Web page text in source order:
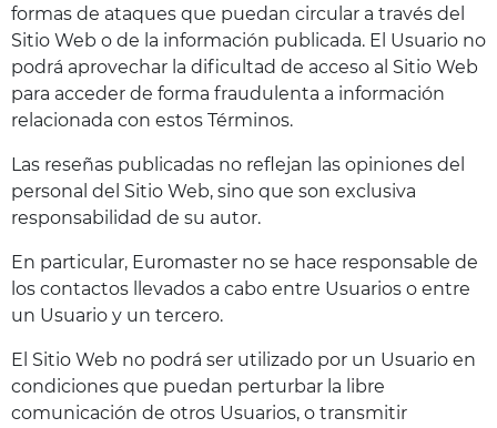
formas de ataques que puedan circular a través del
Sitio Web o de la información publicada. El Usuario no
podrá aprovechar la dificultad de acceso al Sitio Web
para acceder de forma fraudulenta a información
relacionada con estos Términos.
Las reseñas publicadas no reflejan las opiniones del
personal del Sitio Web, sino que son exclusiva
responsabilidad de su autor.
En particular, Euromaster no se hace responsable de
los contactos llevados a cabo entre Usuarios o entre
un Usuario y un tercero.
El Sitio Web no podrá ser utilizado por un Usuario en
condiciones que puedan perturbar la libre
comunicación de otros Usuarios, o transmitir